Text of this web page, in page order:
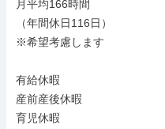
月平均166時間
（年間休日116日）
※希望考慮します
有給休暇
産前産後休暇
育児休暇